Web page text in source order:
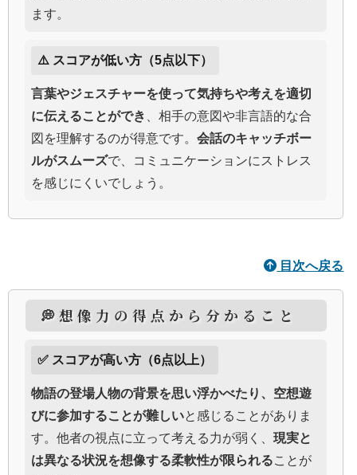
ます。
⚠️ スコアが低い方（5点以下）
言葉やジェスチャーを使って気持ちや考えを適切
に伝えることができ
、相手の意図や非言語的な合
図を理解するのが得意です。 会話のキャッチボー
ルがスムーズで、コミュニケーションにストレス
を感じにくいでしょう。
目次へ戻る
💭想像力の得点から分かること
✅ スコアが高い方（6点以上）
物語の登場人物の背景を思い浮かべたり、空想遊
びに参加することが難しいと感じることがありま
す。他者の視点に立って考える力が弱く、 現実と
は異なる状況を想像する柔軟性が限られることが